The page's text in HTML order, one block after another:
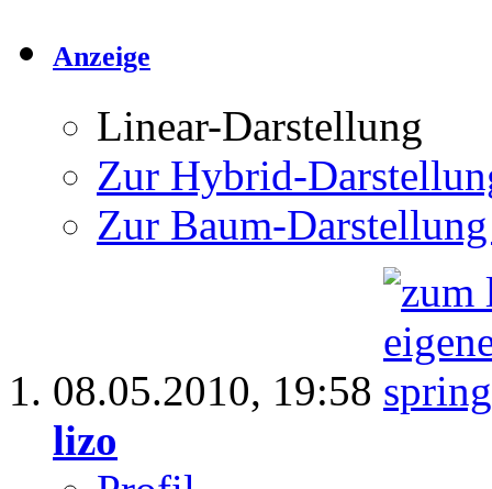
Anzeige
Linear-Darstellung
Zur Hybrid-
Zur Baum-
08.05.2010, 19:58
lizo